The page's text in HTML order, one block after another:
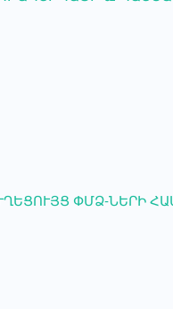
ՓՄՁ-ՆԵՐԻ